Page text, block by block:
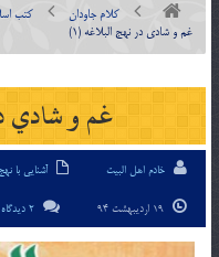
کلام جاودان کتب
غم و شادي در نهج البلاغه (1)
غم و شادي
خادم اهل البیت آشنایی با
2 دیدگاه